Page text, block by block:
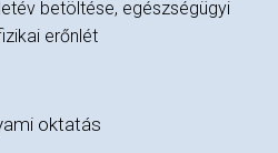
betöltése, egészségügyi
erőnlét
oktatás